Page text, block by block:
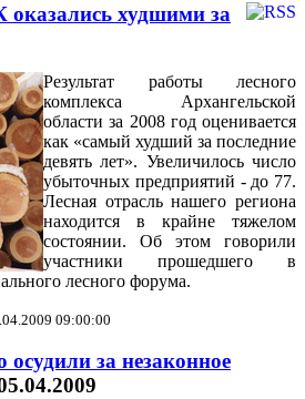
худшими за
Результат работы лесного
комплекса Архангельской
области за 2008 год оценивается
как «самый худший за последние
девять лет». Увеличилось число
убыточных предприятий - до 77.
Лесная отрасль нашего региона
находится в крайне тяжелом
состоянии. Об этом говорили
участники прошедшего в
лесного форума.
09:00:00
за незаконное